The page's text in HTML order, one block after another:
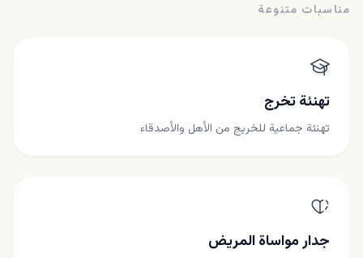
مناسبات متنوعة
تهنئة تخرج
تهنئة جماعية للخريج من الأهل والأصدقاء
جدار مواساة المريض